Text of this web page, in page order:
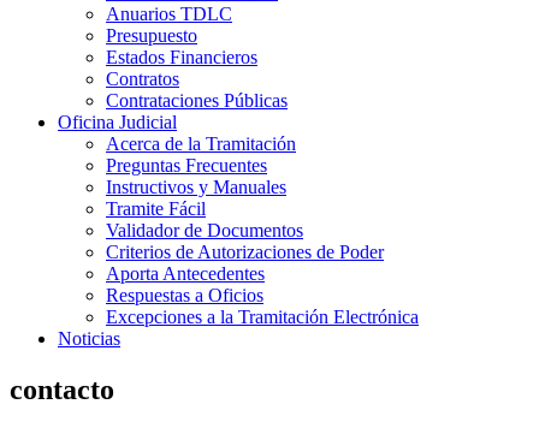
Anuarios TDLC
Presupuesto
Estados Financieros
Contratos
Contrataciones Públicas
Oficina Judicial
Acerca de la Tramitación
Preguntas Frecuentes
Instructivos y Manuales
Tramite Fácil
Validador de Documentos
Criterios de Autorizaciones de Poder
Aporta Antecedentes
Respuestas a Oficios
Excepciones a la Tramitación Electrónica
Noticias
contacto